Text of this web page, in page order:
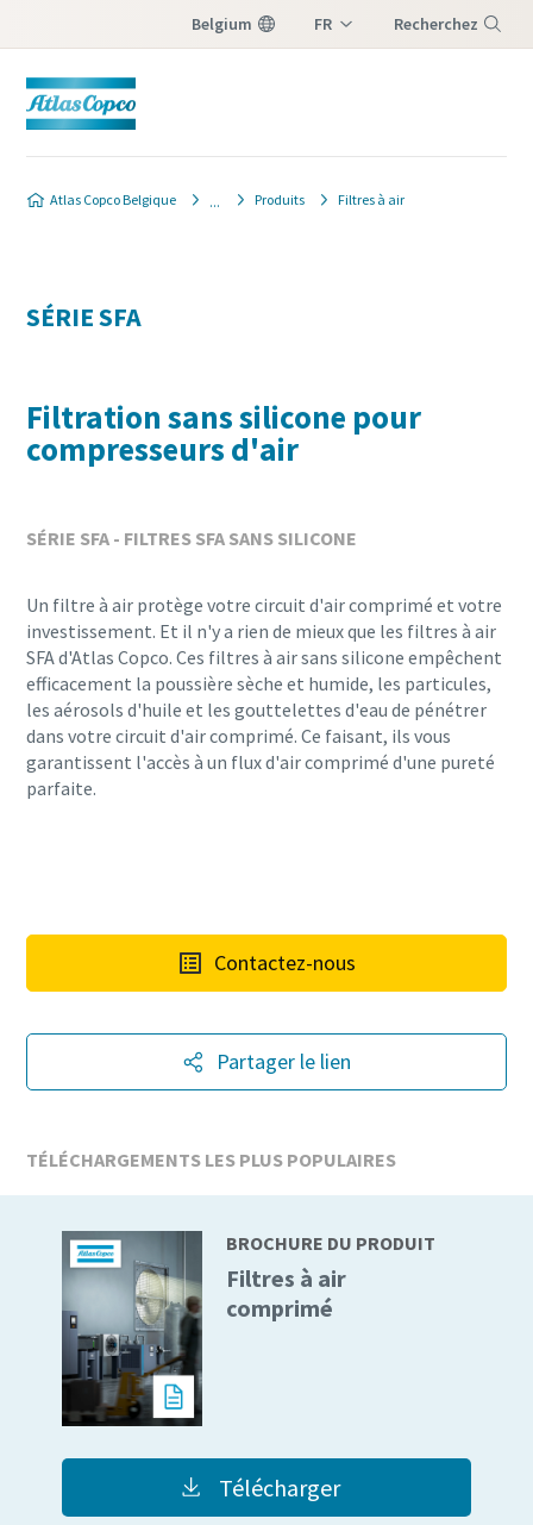
Belgium FR Recherchez
Atlas Copco Belgique Produits Filtres à air
SÉRIE SFA
Filtration sans silicone pour
compresseurs d'air
SÉRIE SFA - FILTRES SFA SANS SILICONE
Un filtre à air protège votre circuit d'air comprimé et votre
investissement. Et il n'y a rien de mieux que les filtres à air
SFA d'Atlas Copco. Ces filtres à air sans silicone empêchent
efficacement la poussière sèche et humide, les particules,
les aérosols d'huile et les gouttelettes d'eau de pénétrer
dans votre circuit d'air comprimé. Ce faisant, ils vous
garantissent l'accès à un flux d'air comprimé d'une pureté
parfaite.
Contactez-nous
Partager le lien
TÉLÉCHARGEMENTS LES PLUS POPULAIRES
BROCHURE DU PRODUIT
Filtres à air
comprimé
Télécharger